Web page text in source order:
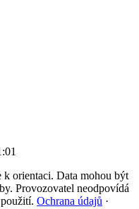
k orientaci. Data mohou být
Provozovatel neodpovídá
Ochrana údajů ·